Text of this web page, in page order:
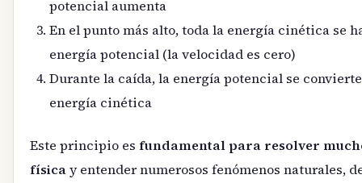
potencial aumenta
En el punto más alto, toda la energía cinética se
energía potencial (la velocidad es cero)
Durante la caída, la energía potencial se
energía cinética
Este principio es fundamental para resolver
físicay entender numerosos fenómenos naturales,